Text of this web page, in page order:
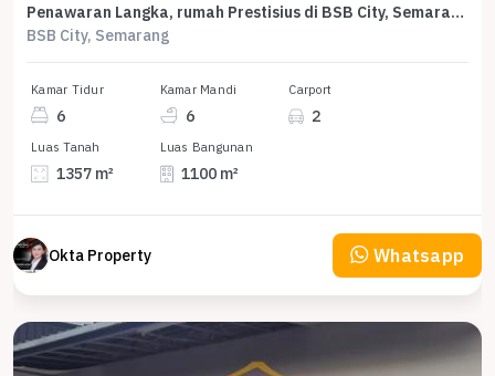
Penawaran Langka, rumah Prestisius di BSB City, Semarang, LB 1100m²
BSB City, Semarang
Kamar Tidur
6
Kamar Mandi
6
Carport
2
Luas Tanah
1357 m²
Luas Bangunan
1100 m²
Okta Property Whatsapp